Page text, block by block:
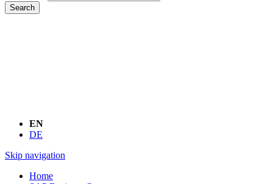
Search
EN
DE
Skip navigation
Home